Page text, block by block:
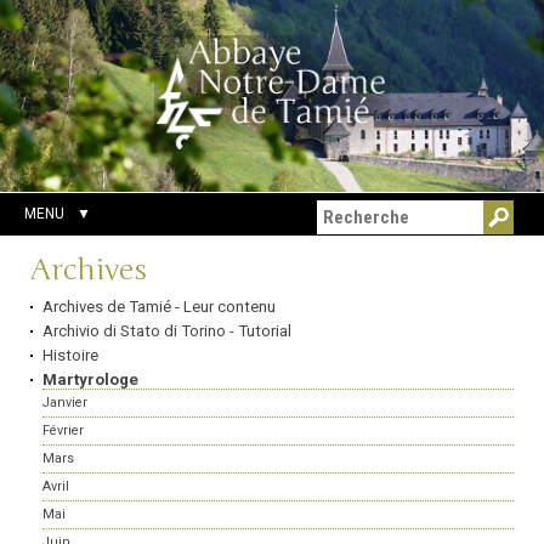
Aller
au
contenu.
|
Aller
à
la
navigation
Outils
personnels
Chercher par
Recherche
avancée…
MENU
Navigation
Archives
Archives de Tamié - Leur contenu
Archivio di Stato di Torino - Tutorial
Histoire
Martyrologe
Janvier
Février
Mars
Avril
Mai